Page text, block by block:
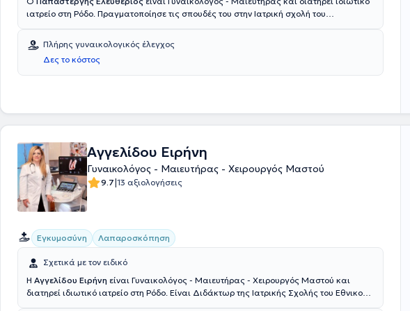
ιατρείο στη Ρόδο. Πραγματοποίησε τις σπουδές του στην Ιατρική σχολή του
Πανεπιστημιακό Νοσοκομείο Αλεξανδρούπολης. Τέλος, διαθέτει πολυετή εμπειρία
στον τομέα της Γυναικολογίας, έχοντας διαχειριστεί πληθώρα περιστατικών στην
πορεία του αυτή.
Πλήρης γυναικολογικός έλεγχος
Δες το κόστος
Αγγελίδου Ειρήνη
Γυναικολόγος - Μαιευτήρας - Χειρουργός Μαστού
9.7|13 αξιολογήσεις
Εγκυμοσύνη Λαπαροσκόπηση
Σχετικά με τον ειδικό
Η Αγγελίδου Ειρήνη είναι Γυναικολόγος - Μαιευτήρας - Χειρουργός Μαστού και
διατηρεί ιδιωτικό ιατρείο στη Ρόδο. Είναι Διδάκτωρ της Ιατρικής Σχολής του Εθνικού